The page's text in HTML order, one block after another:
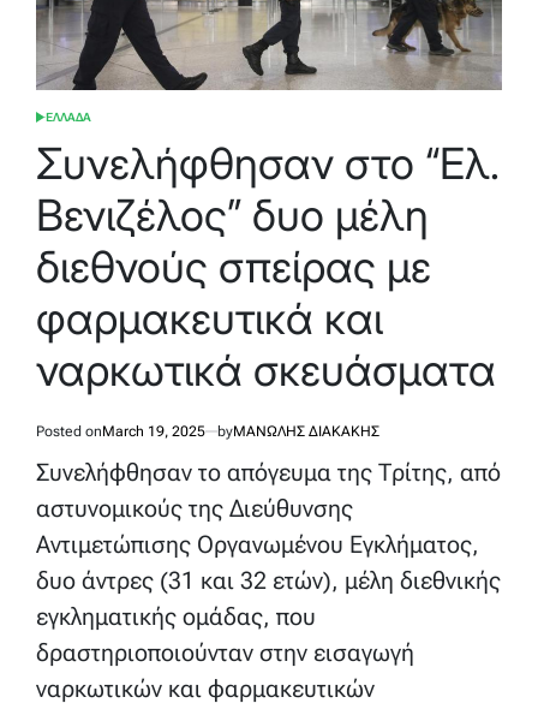
POSTED
ΕΛΛΑΔΑ
Συνελήφθησαν στο “Ελ.
Βενιζέλος” δυο μέλη
διεθνούς σπείρας με
φαρμακευτικά και
ναρκωτικά σκευάσματα
Posted onMarch 19, 2025 byΜΑΝΩΛΗΣ ΔΙΑΚΑΚΗΣ
Συνελήφθησαν το απόγευμα της Τρίτης, από
αστυνομικούς της Διεύθυνσης
Αντιμετώπισης Οργανωμένου Εγκλήματος,
δυο άντρες (31 και 32 ετών), μέλη διεθνικής
εγκληματικής ομάδας, που
δραστηριοποιούνταν στην εισαγωγή
ναρκωτικών και φαρμακευτικών